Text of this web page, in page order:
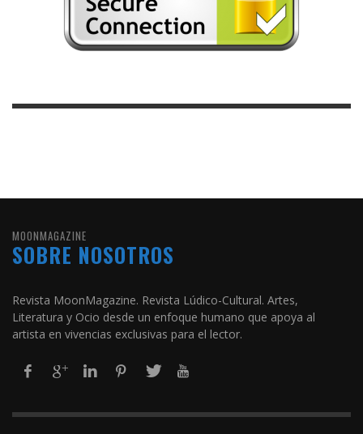
MOONMAGAZINE
SOBRE NOSOTROS
Revista MoonMagazine. Revista Lúdico-Cultural. Artes,
Literatura y Ocio desde un enfoque humano que apoya al
artista en vivencias exclusivas para el lector.